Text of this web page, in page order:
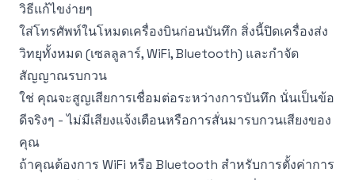
วิธีแก้ไขง่ายๆ
ใส่โทรศัพท์ในโหมดเครื่องบินก่อนบันทึก สิ่งนี้ปิดเครื่องส่ง
วิทยุทั้งหมด (เซลลูลาร์, WiFi, Bluetooth) และกำจัด
สัญญาณรบกวน
ใช่ คุณจะสูญเสียการเชื่อมต่อระหว่างการบันทึก นั่นเป็นข้อ
ดีจริงๆ - ไม่มีเสียงแจ้งเตือนหรือการสั่นมารบกวนเสียงของ
คุณ
ถ้าคุณต้องการ WiFi หรือ Bluetooth สำหรับการตั้งค่าการ